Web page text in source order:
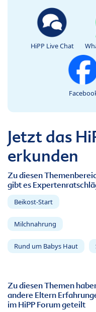
HiPP Live Chat
Jetzt das
erkunden
Zu diesen
gibt es
Beikost-Start
Milchnahrung
Rund um Babys Haut
Zu diesen Themen
andere Eltern
im HiPP Forum geteilt